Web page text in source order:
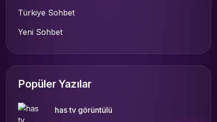
Türkiye Sohbet
Yeni Sohbet
Popüler Yazılar
has tv görüntülü